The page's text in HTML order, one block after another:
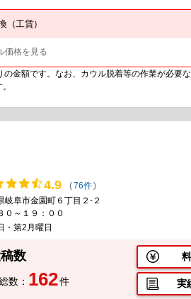
（工賃）
価格を見る
の金額です。なお、カウル脱着等の作業が必要
4.9 (76件)
岐阜市金園町６丁目２-２
０～１９：００
・第2月曜日
数
数： 162件 実